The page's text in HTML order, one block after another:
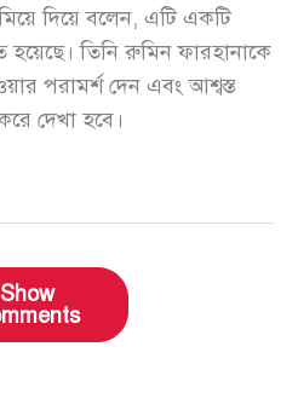
দিয়ে বলেন, এটি একটি
হয়েছে। তিনি রুমিন ফারহানাকে
পরামর্শ দেন এবং আশ্বস্ত
দেখা হবে।
Show